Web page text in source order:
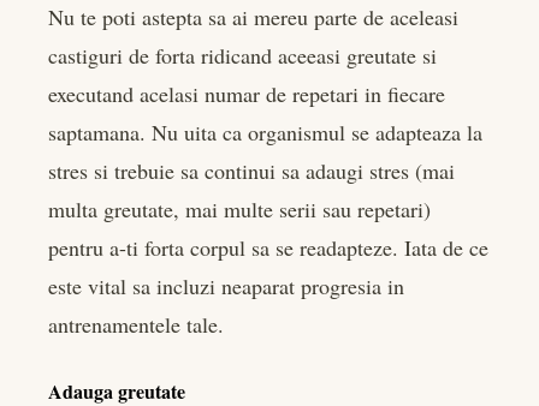
Nu te poti astepta sa ai mereu parte de aceleasi
castiguri de forta ridicand aceeasi greutate si
executand acelasi numar de repetari in fiecare
saptamana. Nu uita ca organismul se adapteaza la
stres si trebuie sa continui sa adaugi stres (mai
multa greutate, mai multe serii sau repetari)
pentru a-ti forta corpul sa se readapteze. Iata de ce
este vital sa incluzi neaparat progresia in
antrenamentele tale.
Adauga greutate